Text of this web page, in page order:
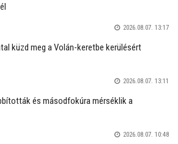
2026.08.07. 13:17
küzd meg a Volán-keretbe kerülésért
2026.08.07. 13:11
és másodfokúra mérséklik a
2026.08.07. 10:48